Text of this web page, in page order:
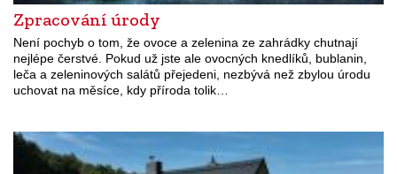
Zpracování úrody
Není pochyb o tom, že ovoce a zelenina ze zahrádky chutnají
nejlépe čerstvé. Pokud už jste ale ovocných knedlíků, bublanin,
leča a zeleninových salátů přejedeni, nezbývá než zbylou úrodu
uchovat na měsíce, kdy příroda tolik…